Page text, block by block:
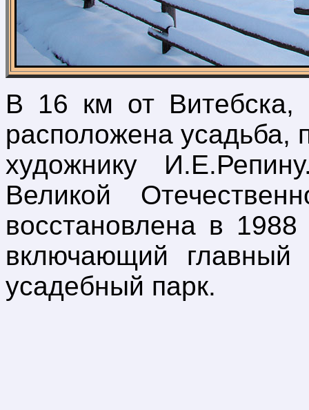
В 16 км от Витебска,
расположена усадьба,
художнику
Великой
восстановлена в
включающий
усадебный парк.